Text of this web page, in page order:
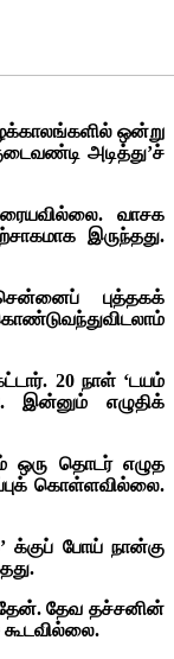
ஒன்று
அடித்து’ச்
வாசக
இருந்தது.
புத்தகக்
20 நாள் ‘டயம்
இன்னும் எழுதிக்
ஒரு தொடர் எழுத
கொள்ளவில்லை.
க்குப் போய் நான்கு
தேவ தச்சனின்
கூடவில்லை.